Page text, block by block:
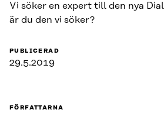
Vi söker en expert till den nya
är du den vi söker?
PUBLICERAD
29.5.2019
FÖRFATTARNA